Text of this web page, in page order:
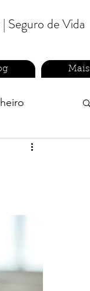
Seguro de Vida
Mais
previdência